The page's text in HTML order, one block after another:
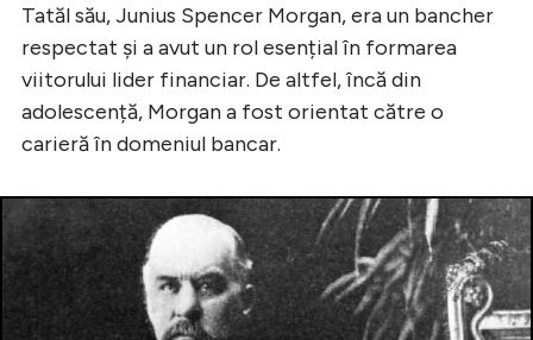
Tatăl său, Junius Spencer Morgan, era un bancher
respectat și a avut un rol esențial în formarea
viitorului lider financiar. De altfel, încă din
adolescență, Morgan a fost orientat către o
carieră în domeniul bancar.